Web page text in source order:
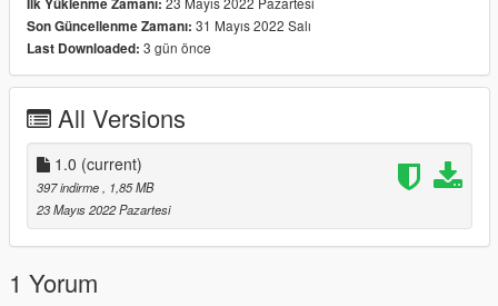
Son Güncellenme Zamanı: 31 Mayıs 2022 Salı
Last Downloaded: 3 gün önce
All Versions
1.0 (current)
397 indirme
, 1,85 MB
23 Mayıs 2022 Pazartesi
1 Yorum